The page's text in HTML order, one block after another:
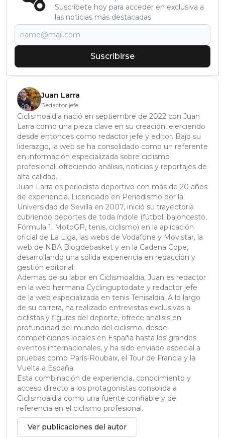
Suscríbete hoy para acceder en exclusiva a
las noticias más destacadas
Suscribirse
Juan Larra
Redactor jefe
Ciclismoaldia nació en septiembre de 2022 con Juan
Larra como una pieza clave en su creación, ejerciendo
desde entonces como redactor jefe y editor. Bajo su
liderazgo, la web se ha consolidado como un referente
en información especializada sobre ciclismo
profesional, ofreciendo análisis, noticias y reportajes de
alta calidad.
Juan Larra es periodista deportivo con más de 20 años
de experiencia. Licenciado en Periodismo por la
Universidad de Sevilla en 2007, inició su trayectoria
cubriendo deportes de toda índole (fútbol, baloncesto,
Fórmula 1, MotoGP, tenis, ciclismo) en la aplicación
oficial de La Liga, las webs de Vodafone y Movistar, la
web de NBA Blogdebasket y en la Cadena Cope,
desarrollando una sólida experiencia en redacción y
gestión editorial.
Además de su labor en Ciclismoaldia, Juan es redactor
en la web hermana Cyclinguptodate y redactor jefe
de la web especializada en tenis Tenisaldia. A lo largo
de su carrera, ha realizado entrevistas exclusivas a
ciclistas y figuras del deporte, ofrece análisis en
profundidad del mundo del ciclismo, desde
competiciones locales en España hasta los grandes
eventos internacionales, y ha sido enviado especial a
pruebas como París-Roubaix, el Tour de Francia y la
Vuelta a España.
Esta combinación de experiencia, conocimiento y
acceso directo a los protagonistas consolida a
Ciclismoaldia como una fuente confiable y de
referencia en el ciclismo profesional.
Ver publicaciones del autor